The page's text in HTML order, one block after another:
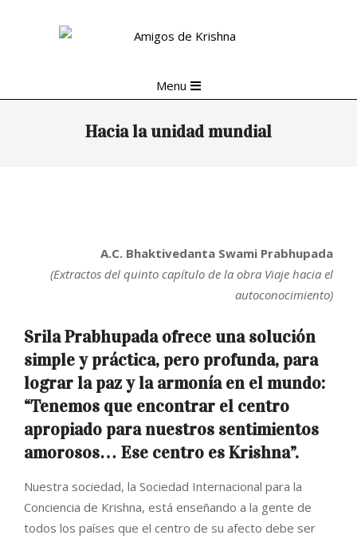
Navigation
Menu
Hacia la unidad mundial
A.C. Bhaktivedanta Swami Prabhupada
(Extractos del quinto capítulo de la obra Viaje hacia el
autoconocimiento)
Srila Prabhupada ofrece una solución
simple y práctica, pero profunda, para
lograr la paz y la armonía en el mundo:
“Tenemos que encontrar el centro
apropiado para nuestros sentimientos
amorosos… Ese centro es Krishna”.
Nuestra sociedad, la Sociedad Internacional para la
Conciencia de Krishna, está enseñando a la gente de
todos los países que el centro de su afecto debe ser